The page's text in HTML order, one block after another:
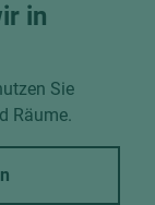
in
Sie
Räume.